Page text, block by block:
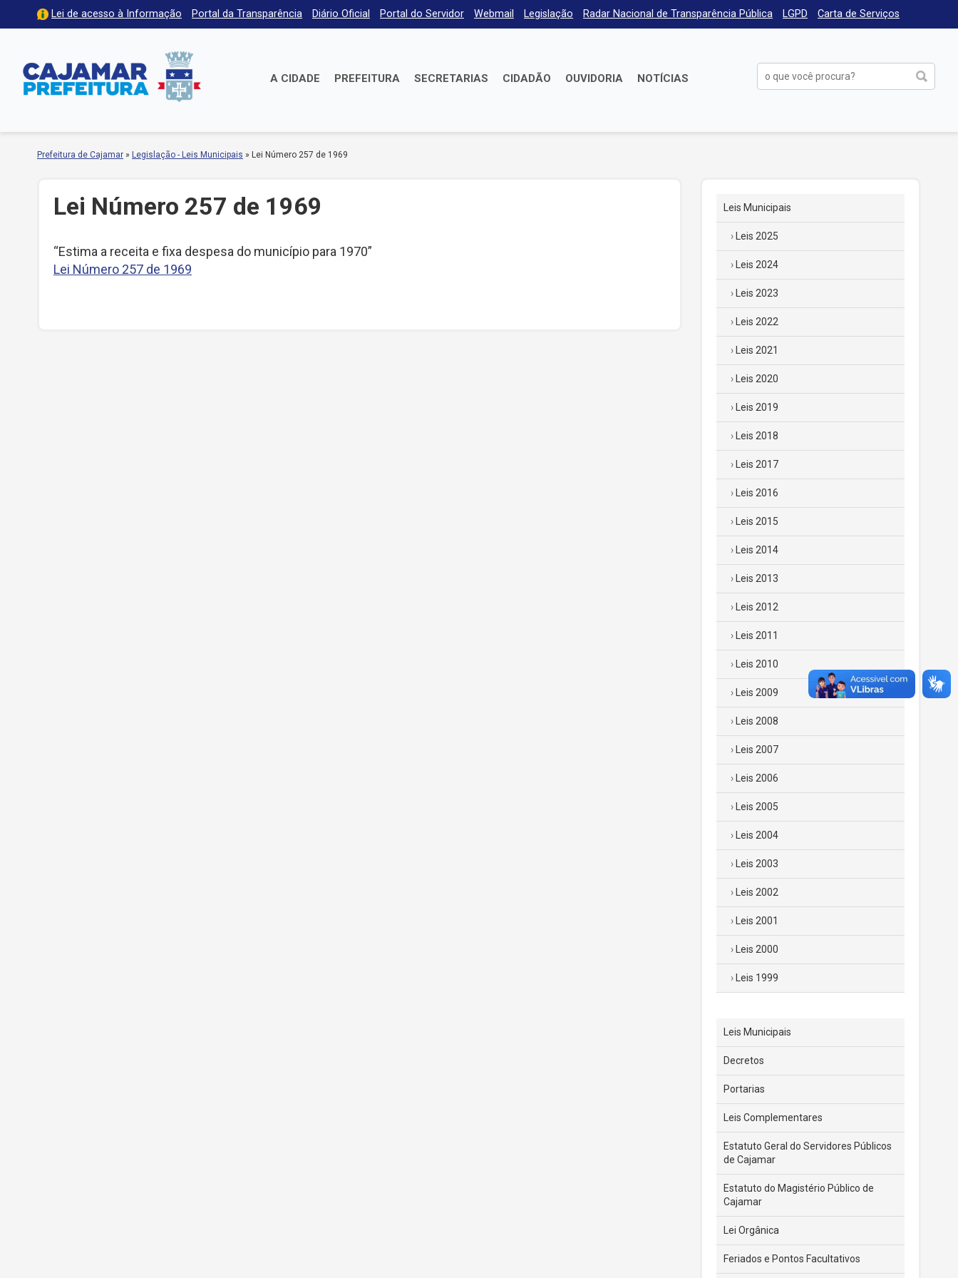
Lei de acesso à Informação Portal da Transparência Diário Oficial Portal do Servidor Webmail Legislação Radar Nacional de Transparência Pública LGPD Carta de Serviços
A CIDADE PREFEITURA SECRETARIAS CIDADÃO OUVIDORIA NOTÍCIAS
Prefeitura de Cajamar » Legislação - Leis Municipais » Lei Número 257 de 1969
Lei Número 257 de 1969
“Estima a receita e fixa despesa do município para 1970”
Lei Número 257 de 1969
Leis Municipais
Leis 2025
Leis 2024
Leis 2023
Leis 2022
Leis 2021
Leis 2020
Leis 2019
Leis 2018
Leis 2017
Leis 2016
Leis 2015
Leis 2014
Leis 2013
Leis 2012
Leis 2011
Leis 2010
Leis 2009
Leis 2008
Leis 2007
Leis 2006
Leis 2005
Leis 2004
Leis 2003
Leis 2002
Leis 2001
Leis 2000
Leis 1999
Leis Municipais
Decretos
Portarias
Leis Complementares
Estatuto Geral do Servidores Públicos
de Cajamar
Estatuto do Magistério Público de
Cajamar
Lei Orgânica
Feriados e Pontos Facultativos